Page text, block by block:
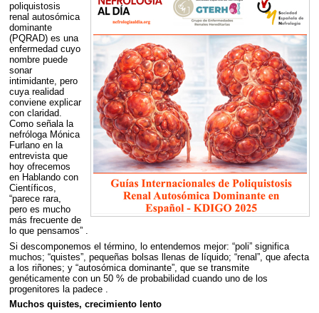
poliquistosis
renal autosómica
dominante
(PQRAD) es una
enfermedad cuyo
nombre puede
sonar
intimidante, pero
cuya realidad
conviene explicar
con claridad.
Como señala la
nefróloga Mónica
Furlano en la
entrevista que
hoy ofrecemos
en Hablando con
Científicos,
“parece rara,
pero es mucho
más frecuente de
lo que pensamos” .
Si descomponemos el término, lo entendemos mejor: “poli” significa
muchos; “quistes”, pequeñas bolsas llenas de líquido; “renal”, que afecta
a los riñones; y “autosómica dominante”, que se transmite
genéticamente con un 50 % de probabilidad cuando uno de los
progenitores la padece .
Muchos quistes, crecimiento lento